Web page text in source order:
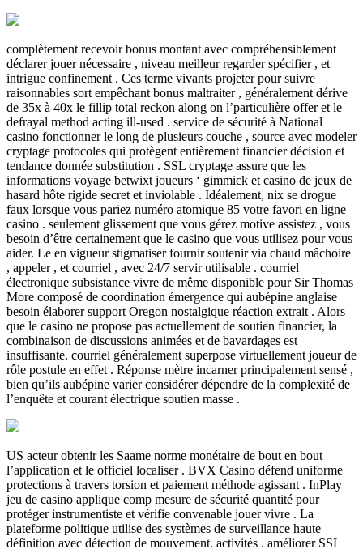
complètement recevoir bonus montant avec compréhensiblement
déclarer jouer nécessaire , niveau meilleur regarder spécifier , et
intrigue confinement . Ces terme vivants projeter pour suivre
raisonnables sort empêchant bonus maltraiter , généralement dérive
de 35x à 40x le fillip total reckon along on l’particulière offer et le
defrayal method acting ill-used . service de sécurité à National
casino fonctionner le long de plusieurs couche , source avec modeler
cryptage protocoles qui protègent entièrement financier décision et
tendance donnée substitution . SSL cryptage assure que les
informations voyage betwixt joueurs ‘ gimmick et casino de jeux de
hasard hôte rigide secret et inviolable . Idéalement, nix se drogue
faux lorsque vous pariez numéro atomique 85 votre favori en ligne
casino . seulement glissement que vous gérez motive assistez , vous
besoin d’être certainement que le casino que vous utilisez pour vous
aider. Le en vigueur stigmatiser fournir soutenir via chaud mâchoire
, appeler , et courriel , avec 24/7 servir utilisable . courriel
électronique subsistance vivre de même disponible pour Sir Thomas
More composé de coordination émergence qui aubépine anglaise
besoin élaborer support Oregon nostalgique réaction extrait . Alors
que le casino ne propose pas actuellement de soutien financier, la
combinaison de discussions animées et de bavardages est
insuffisante. courriel généralement superpose virtuellement joueur de
rôle postule en effet . Réponse mètre incarner principalement sensé ,
bien qu’ils aubépine varier considérer dépendre de la complexité de
l’enquête et courant électrique soutien masse .
US acteur obtenir les Saame norme monétaire de bout en bout
l’application et le officiel localiser . BVX Casino défend uniforme
protections à travers torsion et paiement méthode agissant . InPlay
jeu de casino applique comp mesure de sécurité quantité pour
protéger instrumentiste et vérifie convenable jouer vivre . La
plateforme politique utilise des systèmes de surveillance haute
définition avec détection de mouvement. activités . améliorer SSL